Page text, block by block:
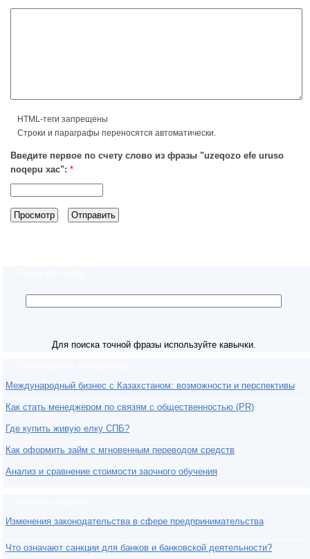
HTML-теги запрещены
Строки и параграфы переносятся автоматически.
Введите первое по счету слово из фразы "uzeqozo efe uruso
noqepu xac": *
Для поиска точной фразы используйте кавычки.
Международный бизнес с Казахстаном: возможности и перспективы
Как стать менеджером по связям с общественностью (PR)
Где купить живую елку СПБ?
Как оформить займ с мгновенным переводом средств
Анализ и сравнение стоимости заочного обучения
Изменения законодательства в сфере предпринимательства
Что означают санкции для банков и банковской деятельности?